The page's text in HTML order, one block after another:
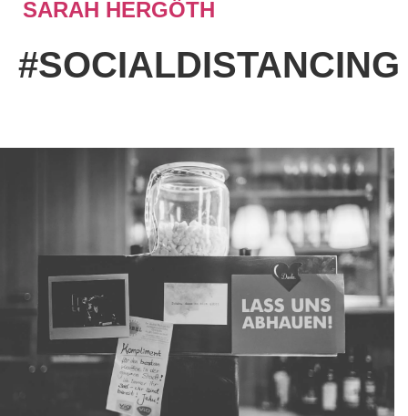
SARAH HERGÖTH
#SOCIALDISTANCING